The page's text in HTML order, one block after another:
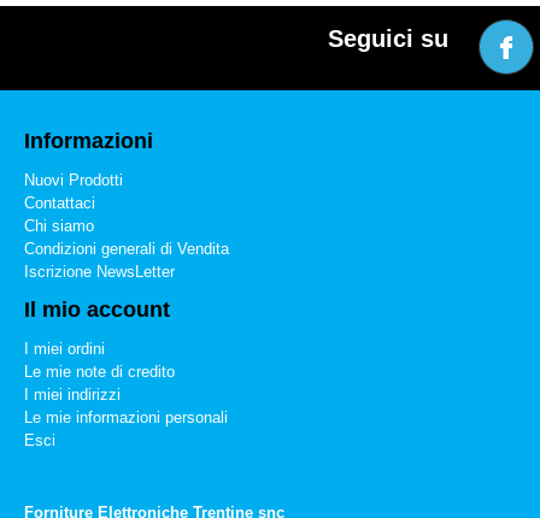
Seguici su
Informazioni
Nuovi Prodotti
Contattaci
Chi siamo
Condizioni generali di Vendita
Iscrizione NewsLetter
Il mio account
I miei ordini
Le mie note di credito
I miei indirizzi
Le mie informazioni personali
Esci
Forniture Elettroniche Trentine snc